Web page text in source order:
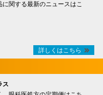
に関する最新のニュースはこ
詳しくはこちら
ス